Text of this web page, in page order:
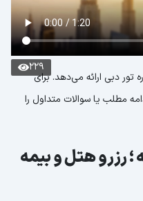
229
تور دبی ارائه می‌دهد. برای
مطلب یا سوالات متداول را
؛ رزرو هتل و بیمه